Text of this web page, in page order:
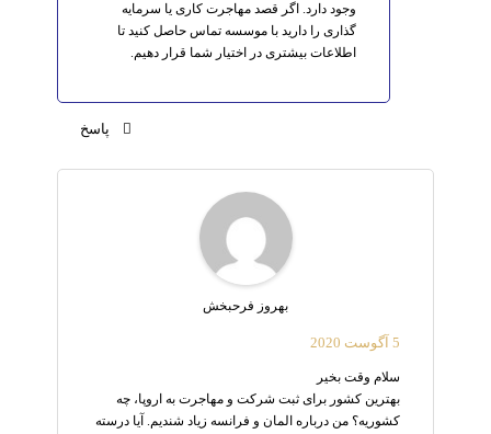
وجود دارد. اگر قصد مهاجرت کاری یا سرمایه
گذاری را دارید با موسسه تماس حاصل کنید تا
اطلاعات بیشتری در اختیار شما قرار دهیم.
پاسخ
بهروز فرحبخش
5 آگوست 2020
سلام وقت بخیر
بهترین کشور برای ثبت شرکت و مهاجرت به اروپا، چه
کشوریه؟ من درباره المان و فرانسه زیاد شندیم. آیا درسته